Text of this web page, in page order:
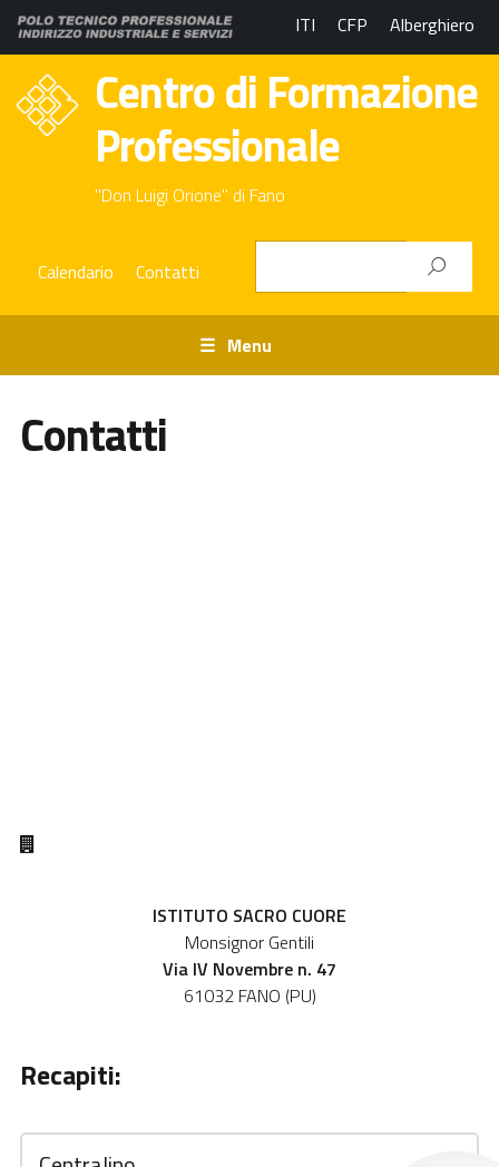
ITI CFP Alberghiero
Centro di Formazione
Professionale
"Don Luigi Orione" di Fano
Calendario Contatti
Menu
Contatti
ISTITUTO SACRO CUORE
Monsignor Gentili
Via IV Novembre n. 47
61032 FANO (PU)
Recapiti: